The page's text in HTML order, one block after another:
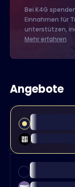
Bei K4G
Einnahmen für
unterstützen,
Mehr erfahren
Angebote